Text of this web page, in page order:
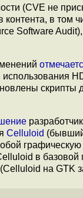
(CVE не
контента, в
Software
скрипты
Celluloid
в
на GTK